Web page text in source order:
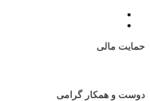
حمایت مالی
دوست و همکار گرامی